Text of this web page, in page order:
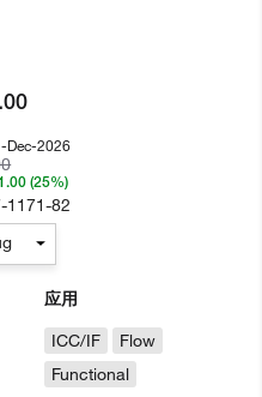
应用
ICC/IF
Flow
Functional
Dec-2026
(25%)
1171-82